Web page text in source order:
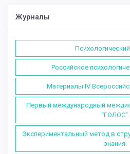
Журналы
Российское
Материалы IV
Первый международный
"ГОЛОС".
Экспериментальный метод в
знания.